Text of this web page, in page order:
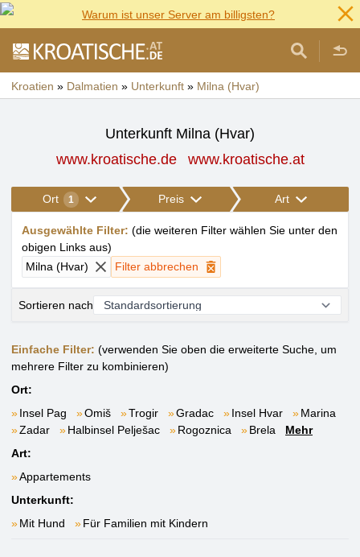
Warum ist unser Server am billigsten?
Kroatien » Dalmatien » Unterkunft » Milna (Hvar)
Unterkunft Milna (Hvar)
www.kroatische.de
www.kroatische.at
Ort 1 Preis Art
Ausgewählte Filter: (die weiteren Filter wählen Sie unter den
obigen Links aus)
Milna (Hvar)
Filter abbrechen
Sortieren nach
Einfache Filter: (verwenden Sie oben die erweiterte Suche, um
mehrere Filter zu kombinieren)
Ort:
Insel Pag
Omiš Trogir Gradac Insel Hvar
Marina
Zadar
Halbinsel Pelješac Rogoznica Brela
Mehr
Art:
Appartements
Unterkunft:
Mit Hund
Für Familien mit Kindern